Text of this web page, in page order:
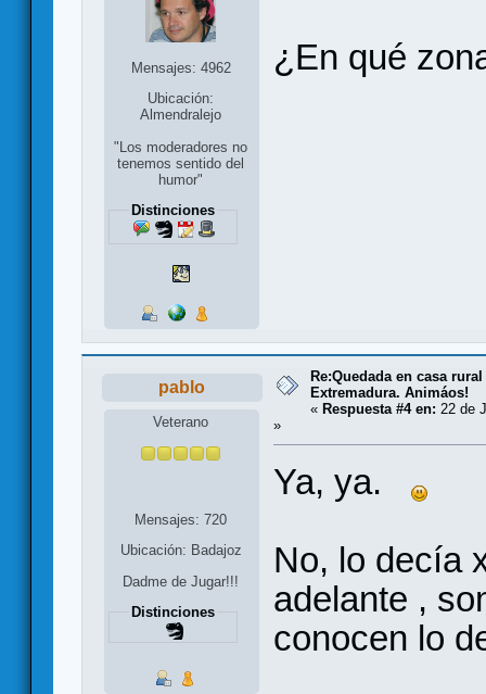
Mensajes: 4962
Ubicación:
Almendralejo
"Los moderadores no
tenemos sentido del
humor"
Distinciones
¿En qué
pablo
Veterano
Mensajes: 720
Ubicación: Badajoz
Dadme de Jugar!!!
Distinciones
Re:Quedada en casa
Extremadura. Animáos!
« Respuesta #4 en: 22 de
»
Ya, ya.
No, lo decía
adelante ,
conocen lo